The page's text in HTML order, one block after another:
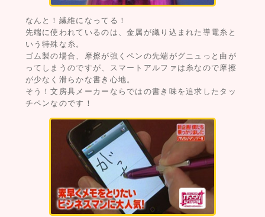
なんと！繊維になってる！
先端に使われているのは、金属が織り込まれた導電糸と
いう特殊な糸。
ゴム製の場合、摩擦が強くペンの先端がグニュっと曲が
ってしまうのですが、スマートアルファは糸なので摩擦
が少なく滑らかな書き心地。
そう！文房具メーカーならではの書き味を追求したタッ
チペンなのです！